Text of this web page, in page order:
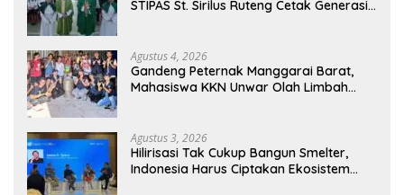
STIPAS St. Sirilus Ruteng Cetak Generasi
Agustus 4, 2026
Gandeng Peternak Manggarai Barat,
Mahasiswa KKN Unwar Olah Limbah
Agustus 3, 2026
Hilirisasi Tak Cukup Bangun Smelter,
Indonesia Harus Ciptakan Ekosistem